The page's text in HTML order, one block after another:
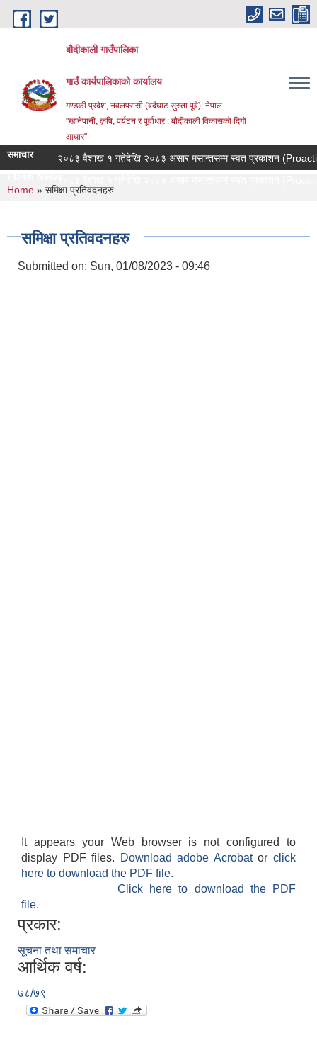
Skip to main content
बौदीकाली गाउँपालिका
गाउँ कार्यपालिकाको कार्यालय
गण्डकी प्रदेश, नवलपरासी (बर्दघाट सुस्ता पूर्व), नेपाल
"खानेपानी, कृषि, पर्यटन र पूर्वाधार : बौदीकाली विकासको दिगो
आधार"
समाचार
२०८३ वैशाख १ गतेदेखि २०८३ असार मसान्तसम्म स्वत प्रकाशन (Proactive
You are here
Home » समिक्षा प्रतिवदनहरु
समिक्षा प्रतिवदनहरु
Submitted on: Sun, 01/08/2023 - 09:46
It appears your Web browser is not configured to
display PDF files.
Download adobe Acrobatorclick
here to download the PDF file.
Click here to download the PDF
file.
प्रकार:
सूचना तथा समाचार
आर्थिक वर्ष:
७८/७९